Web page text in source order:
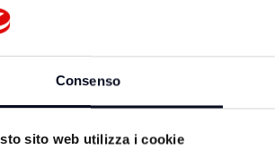
Consenso
sito web utilizza i cookie